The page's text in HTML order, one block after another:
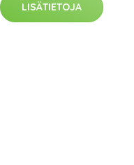
LISÄTIETOJA